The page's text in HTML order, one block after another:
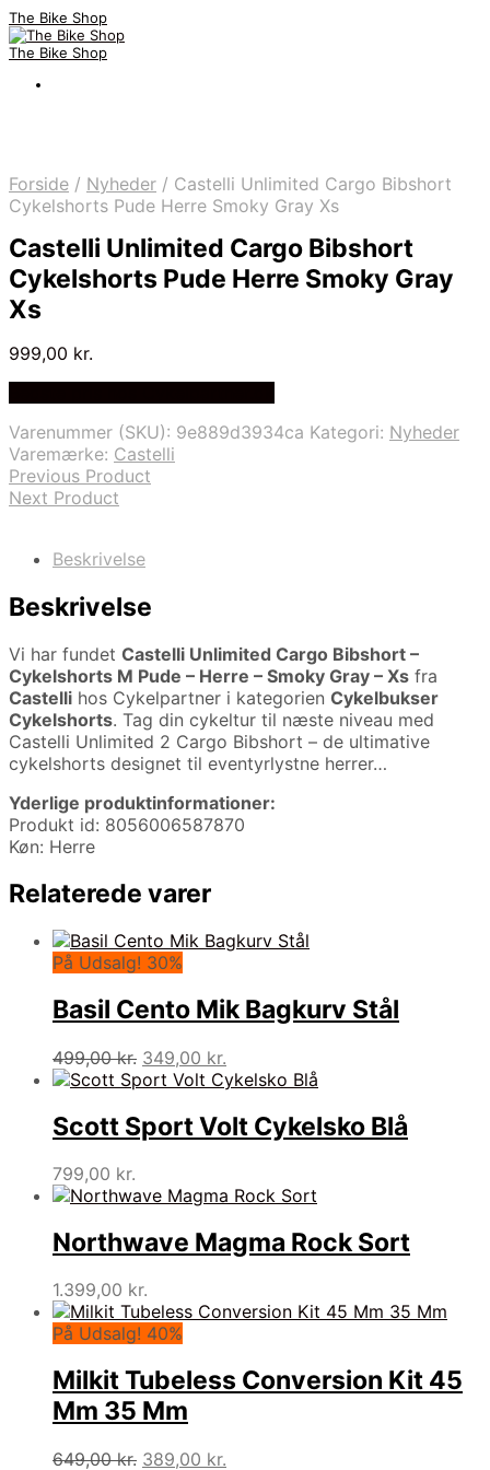
The Bike Shop
The Bike Shop
Forside / Nyheder / Castelli Unlimited Cargo Bibshort
Cykelshorts Pude Herre Smoky Gray Xs
Castelli Unlimited Cargo Bibshort
Cykelshorts Pude Herre Smoky Gray
Xs
999,00 kr.
Varenummer (SKU): 9e889d3934ca Kategori: Nyheder
Varemærke: Castelli
Previous Product
Next Product
Beskrivelse
Beskrivelse
Vi har fundet Castelli Unlimited Cargo Bibshort –
Cykelshorts M Pude – Herre – Smoky Gray – Xs fra
Castelli hos Cykelpartner i kategorien Cykelbukser
Cykelshorts. Tag din cykeltur til næste niveau med
Castelli Unlimited 2 Cargo Bibshort – de ultimative
cykelshorts designet til eventyrlystne herrer…
Yderlige produktinformationer:
Produkt id: 8056006587870
Køn: Herre
Relaterede varer
På Udsalg! 30%
Basil Cento Mik Bagkurv Stål
499,00kr. Den
oprindelige
var:
499,00 kr..
349,00 kr.
aktuelle
er:
349,00 kr..
Scott Sport Volt Cykelsko Blå
799,00 kr.
Northwave Magma Rock Sort
1.399,00 kr.
På Udsalg! 40%
Milkit Tubeless Conversion Kit 45
Mm 35 Mm
649,00kr. Den
389,00 kr.